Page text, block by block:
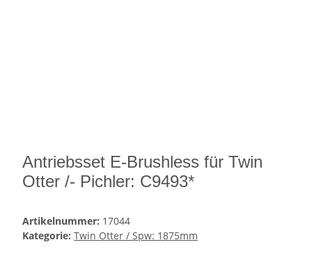
Antriebsset E-Brushless für Twin
Otter /- Pichler: C9493*
Artikelnummer: 17044
Kategorie: Twin Otter / Spw: 1875mm